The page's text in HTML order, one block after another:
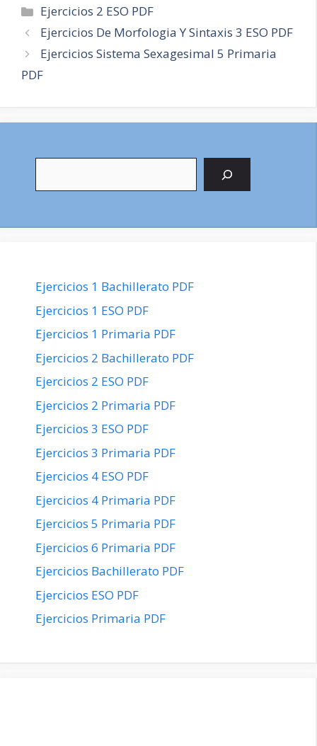
Categorías
Ejercicios 2 ESO PDF
Navegación
de
entradas
Ejercicios De Morfologia Y Sintaxis 3 ESO PDF
Ejercicios Sistema Sexagesimal 5 Primaria
PDF
Ejercicios 1 Bachillerato PDF
Ejercicios 1 ESO PDF
Ejercicios 1 Primaria PDF
Ejercicios 2 Bachillerato PDF
Ejercicios 2 ESO PDF
Ejercicios 2 Primaria PDF
Ejercicios 3 ESO PDF
Ejercicios 3 Primaria PDF
Ejercicios 4 ESO PDF
Ejercicios 4 Primaria PDF
Ejercicios 5 Primaria PDF
Ejercicios 6 Primaria PDF
Ejercicios Bachillerato PDF
Ejercicios ESO PDF
Ejercicios Primaria PDF